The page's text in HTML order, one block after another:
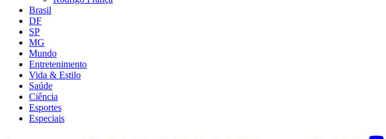
Brasil
DF
SP
MG
Mundo
Entretenimento
Vida & Estilo
Saúde
Ciência
Esportes
Especiais